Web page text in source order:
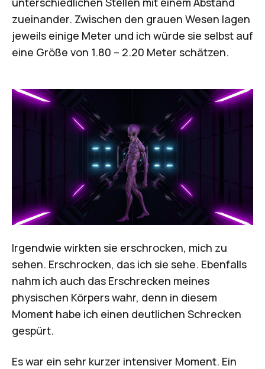
zueinander. Zwischen den grauen Wesen lagen
jeweils einige Meter und ich würde sie selbst auf
eine Größe von 1.80 – 2.20 Meter schätzen.
Irgendwie wirkten sie erschrocken, mich zu
sehen. Erschrocken, das ich sie sehe. Ebenfalls
nahm ich auch das Erschrecken meines
physischen Körpers wahr, denn in diesem
Moment habe ich einen deutlichen Schrecken
gespürt.
Es war ein sehr kurzer intensiver Moment. Ein